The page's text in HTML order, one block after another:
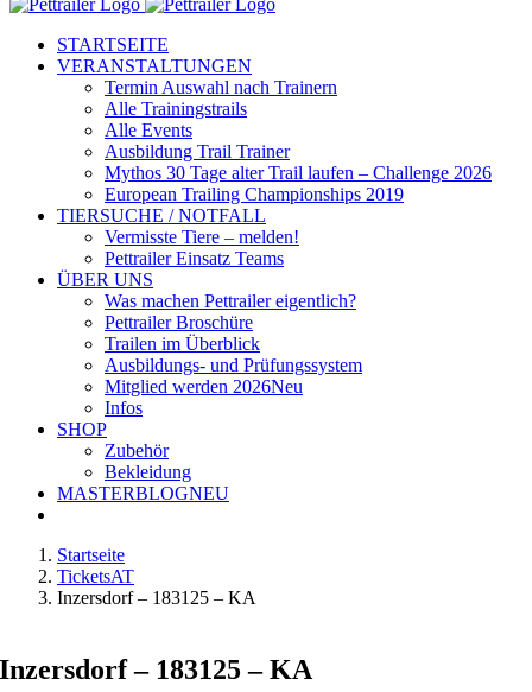
STARTSEITE
VERANSTALTUNGEN
Termin Auswahl nach Trainern
Alle Trainingstrails
Alle Events
Ausbildung Trail Trainer
Mythos 30 Tage alter Trail laufen – Challenge 2026
European Trailing Championships 2019
TIERSUCHE / NOTFALL
Vermisste Tiere – melden!
Pettrailer Einsatz Teams
ÜBER UNS
Was machen Pettrailer eigentlich?
Pettrailer Broschüre
Trailen im Überblick
Ausbildungs- und Prüfungssystem
Mitglied werden 2026Neu
Infos
SHOP
Zubehör
Bekleidung
MASTERBLOGNEU
Startseite
TicketsAT
Inzersdorf – 183125 – KA
Inzersdorf – 183125 – KA